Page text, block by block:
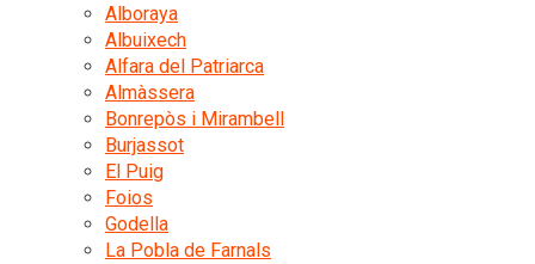
Alboraya
Albuixech
Alfara del Patriarca
Almàssera
Bonrepòs i Mirambell
Burjassot
El Puig
Foios
Godella
La Pobla de Farnals